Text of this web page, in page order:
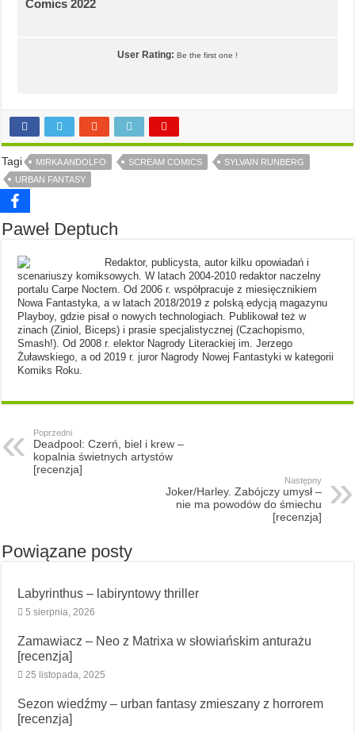
Comics 2022
User Rating: Be the first one !
Tagi MIRKA ANDOLFO SCREAM COMICS
SYLVAIN RUNBERG
URBAN FANTASY
Paweł Deptuch
Redaktor, publicysta, autor kilku opowiadań i
scenariuszy komiksowych. W latach 2004-2010 redaktor naczelny
portalu Carpe Noctem. Od 2006 r. współpracuje z miesięcznikiem
Nowa Fantastyka, a w latach 2018/2019 z polską edycją magazynu
Playboy, gdzie pisał o nowych technologiach. Publikował też w
zinach (Ziniol, Biceps) i prasie specjalistycznej (Czachopismo,
Smash!). Od 2008 r. elektor Nagrody Literackiej im. Jerzego
Żuławskiego, a od 2019 r. juror Nagrody Nowej Fantastyki w kategorii
Komiks Roku.
Poprzedni
Deadpool: Czerń, biel i krew –
kopalnia świetnych artystów
[recenzja]
Następny
Joker/Harley. Zabójczy umysł –
nie ma powodów do śmiechu
[recenzja]
Powiązane posty
Labyrinthus – labiryntowy thriller
5 sierpnia, 2026
Zamawiacz – Neo z Matrixa w słowiańskim anturażu
[recenzja]
25 listopada, 2025
Sezon wiedźmy – urban fantasy zmieszany z horrorem
[recenzja]